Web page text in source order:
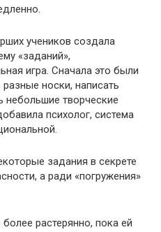
учеников создала
«заданий»,
игра. Сначала это были
носки, написать
небольшие творческие
психолог, система
задания в секрете
а ради «погружения»
растерянно, пока ей